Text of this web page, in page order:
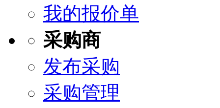
我的报价单
采购商
发布采购
采购管理